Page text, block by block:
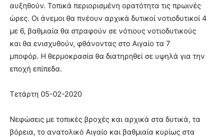
αυξηθούν. Τοπικά περιορισμένη ορατότητα τις πρωινές
ώρες. Οι άνεμοι θα πνέουν αρχικά δυτικοί νοτιοδυτικοί 4
με 6, βαθμιαία θα στραφούν σε νότιους νοτιοδυτικούς
και θα ενισχυθούν, φθάνοντας στο Αιγαίο τα 7
μποφόρ. Η θερμοκρασία θα διατηρηθεί σε υψηλά για την
εποχή επίπεδα.
Τετάρτη 05-02-2020
Νεφώσεις με τοπικές βροχές και αρχικά στα δυτικά, τα
βόρεια, το ανατολικό Αιγαίο και βαθμιαία κυρίως στα